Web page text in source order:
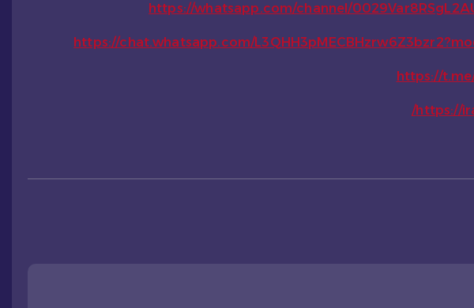
https://whatsapp.com/channel/
https://chat.whatsapp.com/
https://
https://